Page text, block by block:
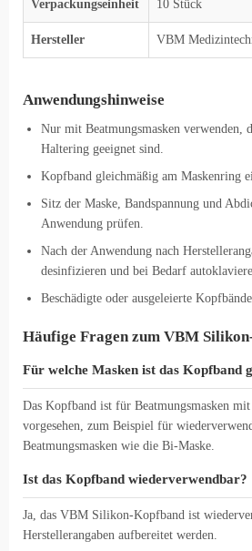
Verpackungseinheit 10 Stück
Hersteller VBM
Anwendungshinweise
Nur mit Beatmungsmasken
Haltering geeignet sind.
Kopfband gleichmäßig am Maskenring
Sitz der Maske, Bandspannung und
Anwendung prüfen.
Nach der Anwendung nach
desinfizieren und bei Bedarf
Beschädigte oder ausgeleierte
Häufige Fragen zum VBM
Für welche Masken ist das Kopfband
Das Kopfband ist für Beatmungsmasken
vorgesehen, zum Beispiel für
Beatmungsmasken wie die Bi-Maske.
Ist das Kopfband wiederverwendbar?
Ja, das VBM Silikon-Kopfband ist
Herstellerangaben aufbereitet werden.